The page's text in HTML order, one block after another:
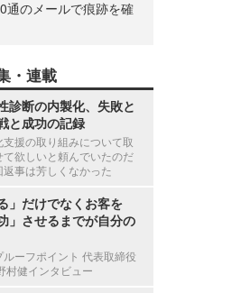
通のメールで痕跡を確
・連載
診断の内製化、失敗と
と成功の記録
支援の取り組みについて取
て欲しいと頼んでいたのだ
返事は芳しくなかった
」だけでなくお客を
」させるまでが自分の
ルーフポイント 代表取締役
村健インタビュー